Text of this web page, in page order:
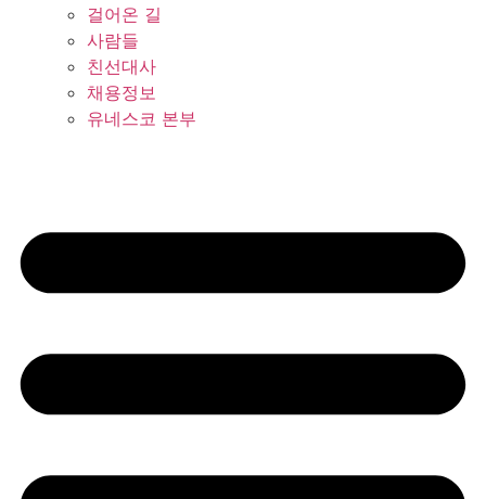
걸어온 길
사람들
친선대사
채용정보
유네스코 본부